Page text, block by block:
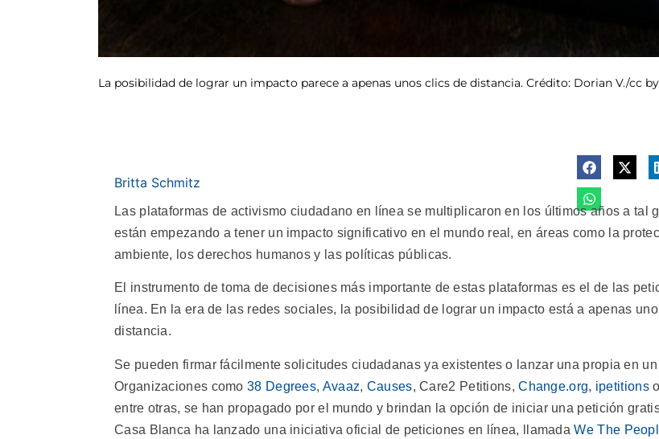
La posibilidad de lograr un impacto parece a apenas unos clics de distancia. Crédito: Dorian V./cc
Britta Schmitz
Las plataformas de activismo ciudadano en línea se multiplicaron en los últimos años a tal
están empezando a tener un impacto significativo en el mundo real, en áreas como la
ambiente, los derechos humanos y las políticas públicas.
El instrumento de toma de decisiones más importante de estas plataformas es el de las
línea. En la era de las redes sociales, la posibilidad de lograr un impacto está a apenas
distancia.
Se pueden firmar fácilmente solicitudes ciudadanas ya existentes o lanzar una propia en
Organizaciones como38 Degrees, Avaaz, Causes, Care2 Petitions,Change.org, ipetitionso
entre otras, se han propagado por el mundo y brindan la opción de iniciar una petición
Casa Blanca ha lanzado una iniciativa oficial de peticiones en línea, llamadaWe The